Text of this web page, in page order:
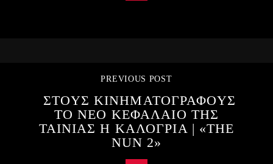
PREVIOUS POST
ΣΤΟΥΣ ΚΙΝΗΜΑΤΟΓΡΑΦΟΥΣ
ΤΟ ΝΕΟ ΚΕΦΑΛΑΙΟ ΤΗΣ
ΤΑΙΝΙΑΣ Η ΚΑΛΟΓΡΙΑ | «THE
NUN 2»